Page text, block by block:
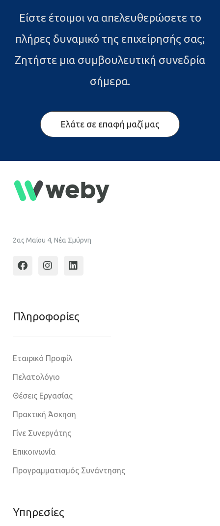
Είστε έτοιμοι να απελευθερώσετε το
πλήρες δυναμικό της επιχείρησής σας;
Ζητήστε μια συμβουλευτική συνεδρία
σήμερα.
Ελάτε σε επαφή μαζί μας
2ας Μαΐου 4, Νέα Σμύρνη
Πληροφoρίες
Εταιρικό Προφίλ
Πελατολόγιο
Θέσεις Εργασίας
Πρακτική Άσκηση
Γίνε Συνεργάτης
Επικοινωνία
Προγραμματισμός Συνάντησης
Υπηρεσίες